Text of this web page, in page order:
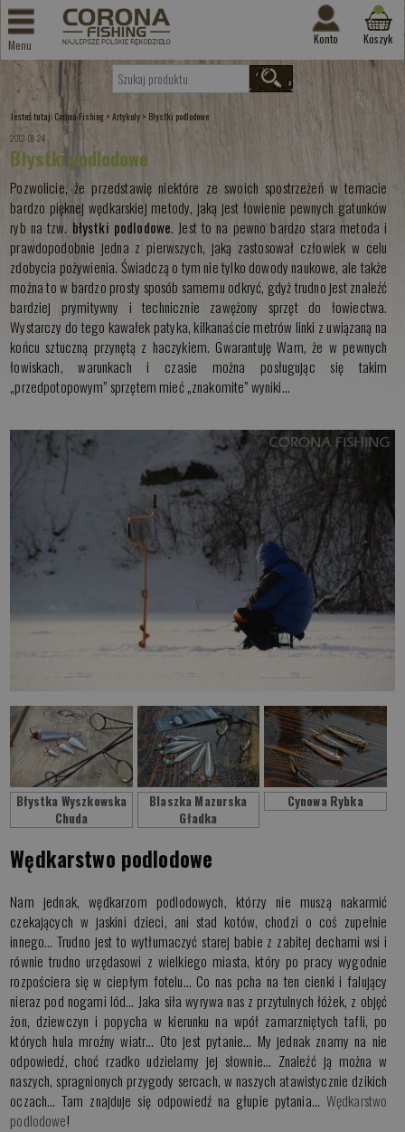
Menu Konto Koszyk
Jesteś tutaj: Corona-Fishing >Artykuły > Błystki podlodowe
2012-01-24
Błystki podlodowe
Pozwolicie, że przedstawię niektóre ze swoich spostrzeżeń w temacie
bardzo pięknej wędkarskiej metody, jaką jest łowienie pewnych gatunków
ryb na tzw. błystki podlodowe. Jest to na pewno bardzo stara metoda i
prawdopodobnie jedna z pierwszych, jaką zastosował człowiek w celu
zdobycia pożywienia. Świadczą o tym nie tylko dowody naukowe, ale także
można to w bardzo prosty sposób samemu odkryć, gdyż trudno jest znaleźć
bardziej prymitywny i technicznie zawężony sprzęt do łowiectwa.
Wystarczy do tego kawałek patyka, kilkanaście metrów linki z uwiązaną na
końcu sztuczną przynętą z haczykiem. Gwarantuję Wam, że w pewnych
łowiskach, warunkach i czasie można posługując się takim
„przedpotopowym” sprzętem mieć „znakomite” wyniki…
Błystka Wyszkowska
Chuda
Blaszka Mazurska
Gładka
Cynowa Rybka
Wędkarstwo podlodowe
Nam jednak, wędkarzom podlodowych, którzy nie muszą nakarmić
czekających w jaskini dzieci, ani stad kotów, chodzi o coś zupełnie
innego… Trudno jest to wytłumaczyć starej babie z zabitej dechami wsi i
równie trudno urzędasowi z wielkiego miasta, który po pracy wygodnie
rozpościera się w ciepłym fotelu… Co nas pcha na ten cienki i falujący
nieraz pod nogami lód… Jaka siła wyrywa nas z przytulnych łóżek, z objęć
żon, dziewczyn i popycha w kierunku na wpół zamarzniętych tafli, po
których hula mroźny wiatr… Oto jest pytanie… My jednak znamy na nie
odpowiedź, choć rzadko udzielamy jej słownie… Znaleźć ją można w
naszych, spragnionych przygody sercach, w naszych atawistycznie dzikich
oczach… Tam znajduje się odpowiedź na głupie pytania… Wędkarstwo
podlodowe!